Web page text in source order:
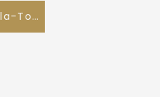
Mettre sa villa/maison en location à Le Plan-de-la-Tour